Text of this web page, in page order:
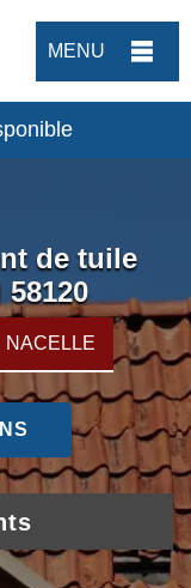
MENU
de tuile
NACELLE